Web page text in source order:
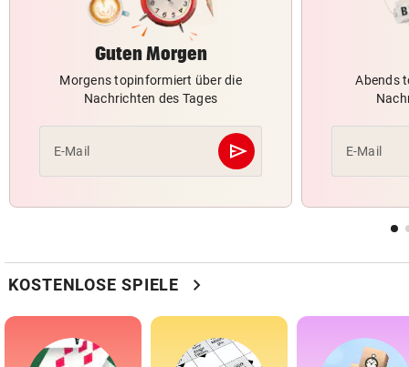
Guten Morgen
Morgens topinformiert über die
Nachrichten des Tages
E-Mail send
Abschicken
Abends
E-Mail
KOSTENLOSE SPIELE chevron_right